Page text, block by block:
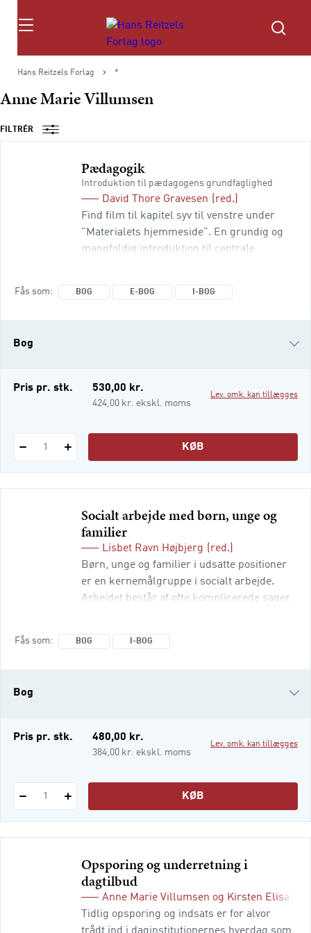
Søg
Hans Reitzels Forlag *
Anne Marie Villumsen
FILTRÉR
Pædagogik
Introduktion til pædagogens grundfaglighed
David Thore Gravesen
(red.)
Find film til kapitel syv til venstre under
"Materialets hjemmeside". En grundig og
mangfoldig introduktion til centrale
Fås som BOG E-BOG I-BOG
Bog
e-bog
Pris pr. stk. 530,00 kr.
424,00 kr. ekskl. moms
Lev. omk. kan tillægges
1 KØB
Socialt arbejde med børn, unge og
familier
Lisbet Ravn Højbjerg
(red.)
Børn, unge og familier i udsatte positioner
er en kernemålgruppe i socialt arbejde.
Arbejdet består af ofte komplicerede sager,
organisatoriske og lovgiv
Fås som BOG I-BOG
Bog
i-bog
Pris pr. stk. 480,00 kr.
384,00 kr. ekskl. moms
Lev. omk. kan tillægges
1 KØB
Opsporing og underretning i
dagtilbud
Anne Marie Villumsen og Kirsten Elisa
Tidlig opsporing og indsats er for alvor
trådt ind i daginstitutionernes hverdag som